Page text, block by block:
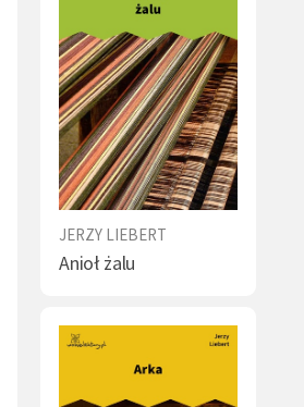
JERZY LIEBERT
Anioł żalu